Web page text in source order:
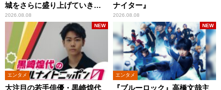
城をさらに盛り上げていきた
いです」
2026.08.08
ナイター』
2026.08.08
エンタメ
大注目の若手俳優・黒崎煌代
NEW
エンタメ
『ブルーロック』高橋文哉主
NEW